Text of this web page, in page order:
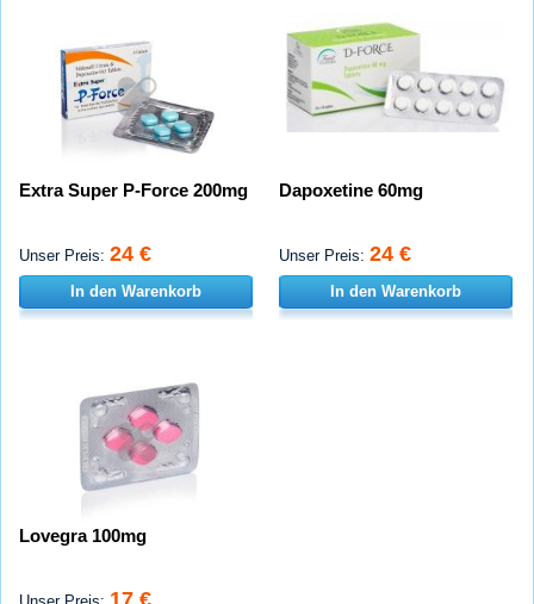
Extra Super P-Force 200mg
Unser Preis: 24 €
In den Warenkorb
Dapoxetine 60mg
Unser Preis: 24 €
In den Warenkorb
Lovegra 100mg
17 €